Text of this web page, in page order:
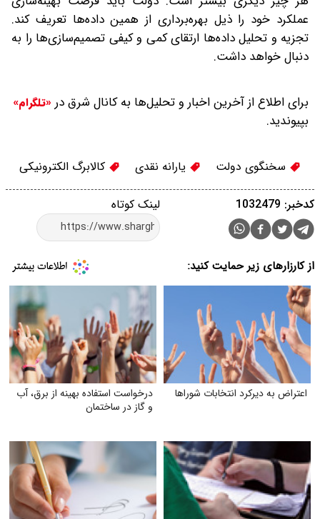
عملکرد خود را ذیل بهره‌برداری از همین داده‌ها تعریف کند.
تجزیه و تحلیل داده‌ها ارتقای کمی و کیفی تصمیم‌سازی‌ها را به
دنبال خواهد داشت.
برای اطلاع از آخرین اخبار و تحلیل‌ها به کانال شرق در «تلگرام»
بپیوندید.
سخنگوی دولت یارانه نقدی کالابرگ الکترونیکی
لینک کوتاه کدخبر: 1032479
از کارزارهای زیر حمایت کنید:
اعتراض به دیرکرد انتخابات شوراها
درخواست استفاده بهینه از برق، آب
و گاز در ساختمان